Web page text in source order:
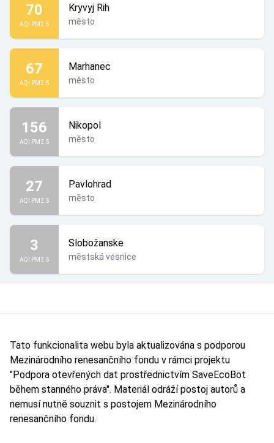
70
AQI PM2.5
Kryvyj Rih
město
67
AQI PM2.5
Marhanec
město
156
AQI PM2.5
Nikopol
město
27
AQI PM2.5
Pavlohrad
město
3
AQI PM2.5
Slobožanske
městská vesnice
Tato funkcionalita webu byla aktualizována s podporou
Mezinárodního renesančního fondu v rámci projektu
"Podpora otevřených dat prostřednictvím SaveEcoBot
během stanného práva". Materiál odráží postoj autorů a
nemusí nutně souznit s postojem Mezinárodního
renesančního fondu.